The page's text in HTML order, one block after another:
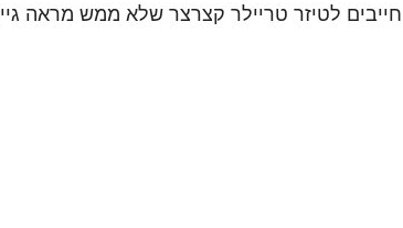
חייבים לטיזר טריילר קצרצר שלא ממש מראה